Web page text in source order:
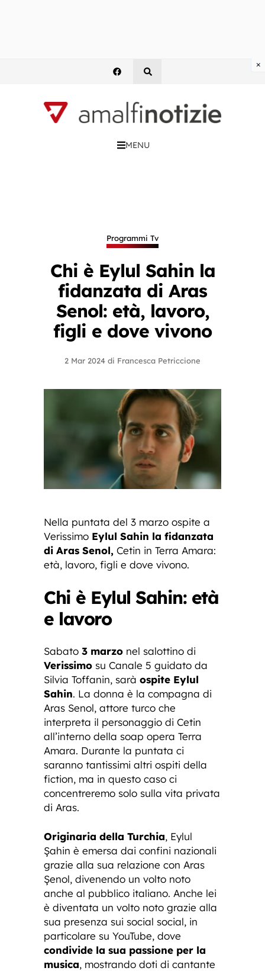
MENU
Programmi Tv
Chi è Eylul Sahin la
fidanzata di Aras
Senol: età, lavoro,
figli e dove vivono
2 Mar 2024 di Francesca Petriccione
Nella puntata del 3 marzo ospite a
Verissimo Eylul Sahin la fidanzata
di Aras Senol, Cetin in Terra Amara:
età, lavoro, figli e dove vivono.
Chi è Eylul Sahin: età
e lavoro
Sabato 3 marzo nel salottino di
Verissimo su Canale 5 guidato da
Silvia Toffanin, sarà ospite Eylul
Sahin. La donna è la compagna di
Aras Senol, attore turco che
interpreta il personaggio di Cetin
all’interno della soap opera Terra
Amara. Durante la puntata ci
saranno tantissimi altri ospiti della
fiction, ma in questo caso ci
concentreremo solo sulla vita privata
di Aras.
Originaria della Turchia, Eylul
Şahin è emersa dai confini nazionali
grazie alla sua relazione con Aras
Şenol, divenendo un volto noto
anche al pubblico italiano. Anche lei
è diventata un volto noto grazie alla
sua presenza sui social social, in
particolare su YouTube, dove
condivide la sua passione per la
musica, mostrando doti di cantante
×